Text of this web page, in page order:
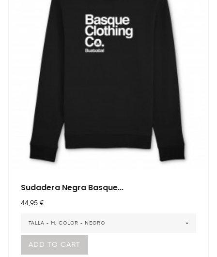
Sudadera Negra Basque...
Precio
44,95 €
TALLA - M, COLOR - NEGRO
ADD TO CART